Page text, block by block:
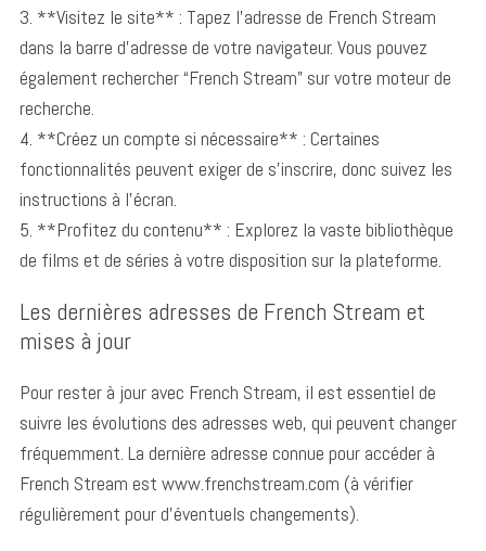
3. **Visitez le site** : Tapez l’adresse de French Stream
dans la barre d’adresse de votre navigateur. Vous pouvez
également rechercher “French Stream” sur votre moteur de
recherche.
4. **Créez un compte si nécessaire** : Certaines
fonctionnalités peuvent exiger de s’inscrire, donc suivez les
instructions à l’écran.
5. **Profitez du contenu** : Explorez la vaste bibliothèque
de films et de séries à votre disposition sur la plateforme.
Les dernières adresses de French Stream et
mises à jour
Pour rester à jour avec French Stream, il est essentiel de
suivre les évolutions des adresses web, qui peuvent changer
fréquemment. La dernière adresse connue pour accéder à
French Stream est www.frenchstream.com (à vérifier
régulièrement pour d’éventuels changements).